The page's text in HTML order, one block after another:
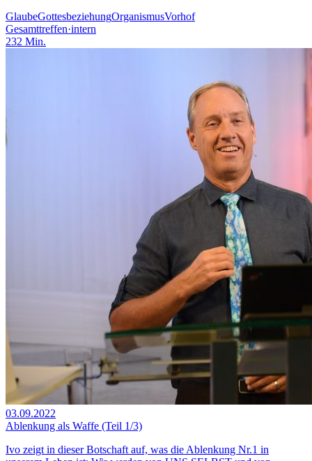
GlaubeGottesbeziehungOrganismusVorhof
Gesamttreffen·intern
232 Min.
03.09.2022
Ablenkung als Waffe (Teil 1/3)
Ivo zeigt in dieser Botschaft auf, was die Ablenkung Nr.1 in